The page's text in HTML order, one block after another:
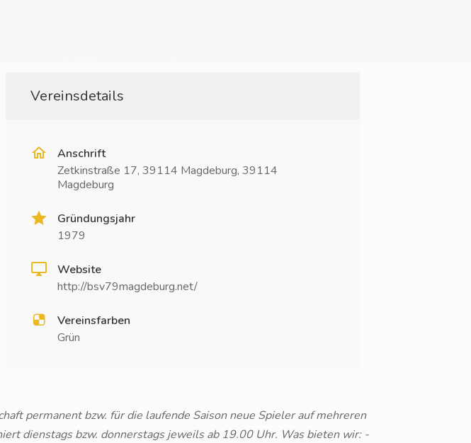
Vereinsdetails
Anschrift
Zetkinstraße 17, 39114 Magdeburg, 39114
Magdeburg
Gründungsjahr
1979
Website
http://bsv79magdeburg.net/
Vereinsfarben
Grün
permanent bzw. für die laufende Saison neue Spieler auf mehreren
dienstags bzw. donnerstags jeweils ab 19.00 Uhr. Was bieten wir: -